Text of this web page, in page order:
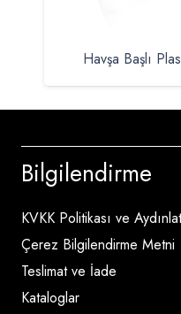
Havşa Başlı
Bilgilendirme
KVKK Politikası ve
Çerez Bilgilendirme Metni
Teslimat ve İade
Kataloglar